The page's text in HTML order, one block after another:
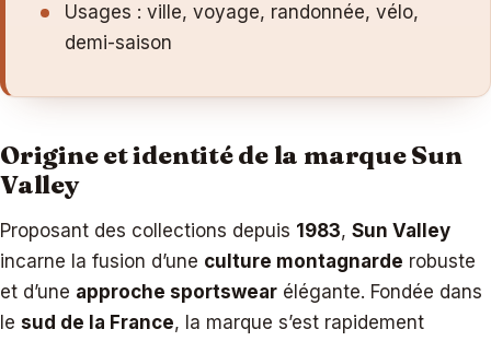
Usages : ville, voyage, randonnée, vélo,
demi-saison
Origine et identité de la marque Sun
Valley
Proposant des collections depuis 1983, Sun Valley
incarne la fusion d’une culture montagnarde robuste
et d’une approche sportswear élégante. Fondée dans
le sud de la France, la marque s’est rapidement